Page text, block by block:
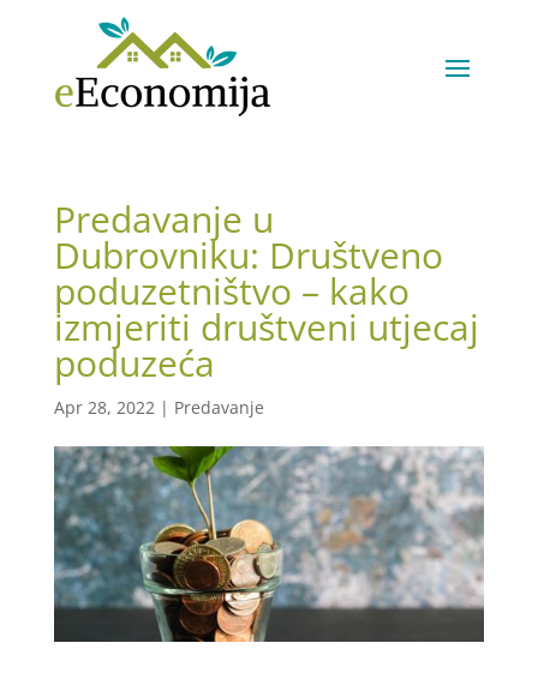
Predavanje u
Dubrovniku: Društveno
poduzetništvo – kako
izmjeriti društveni utjecaj
poduzeća
Apr 28, 2022| Predavanje